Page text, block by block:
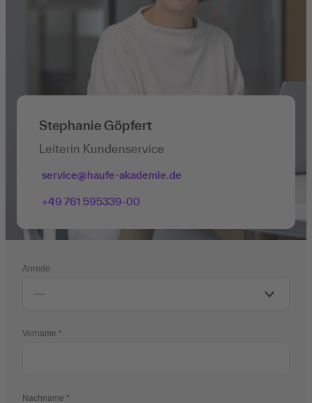
Stephanie Göpfert
Leiterin Kundenservice
service@haufe-akademie.de
+49 761 595339-00
Anrede
Vorname
Nachname